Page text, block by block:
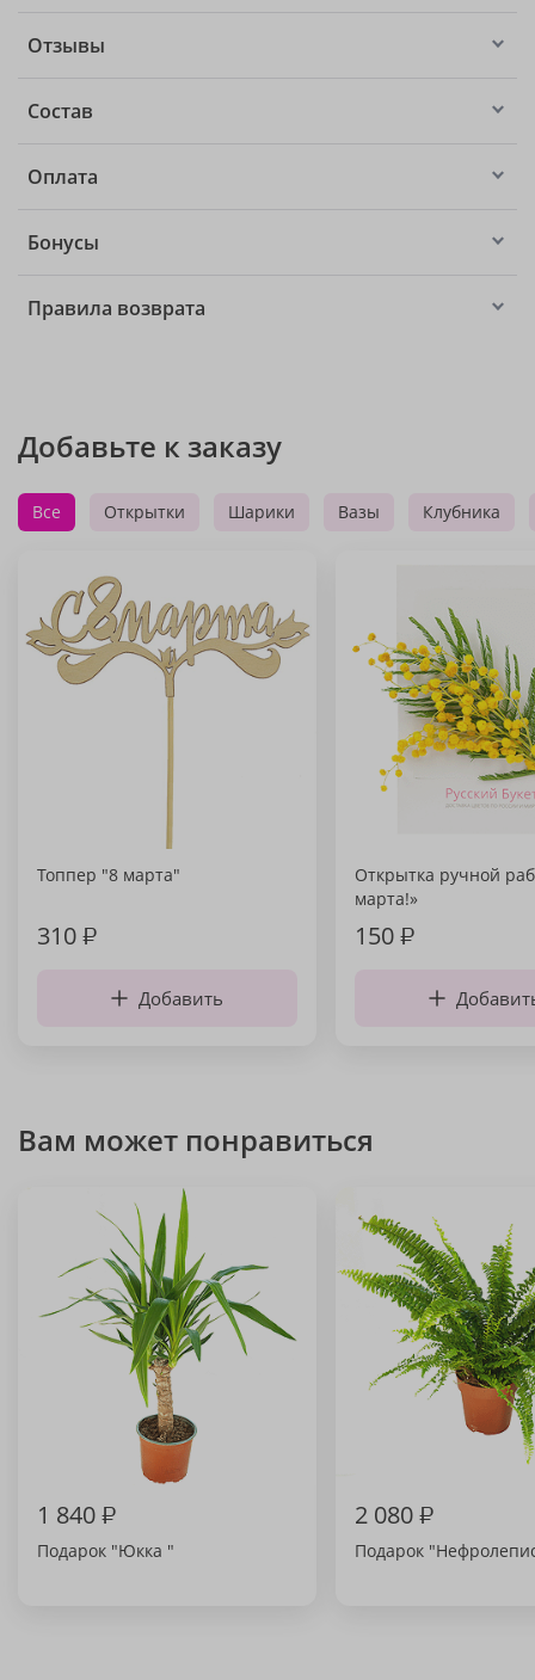
Отзывы
Состав
Оплата
Бонусы
Правила возврата
Добавьте к заказу
Все Открытки Шарики Вазы Клубника
Топпер "8 марта"
310₽
Добавить
Открытка ручной
марта!»
150₽
Вам может понравиться
1 840₽
Подарок "Юкка "
2 080₽
Подарок